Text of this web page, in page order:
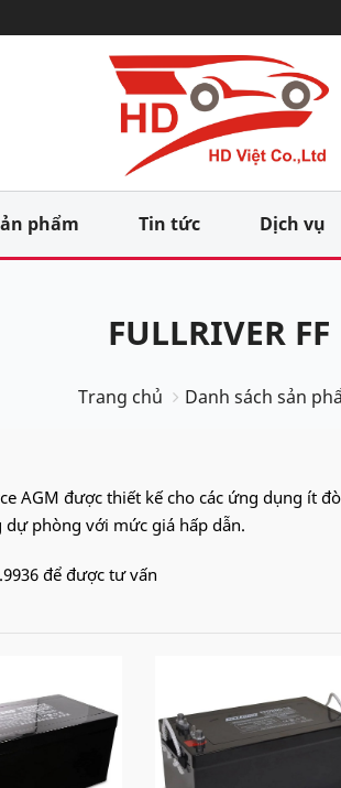
phẩm Tin tức Dịch vụ
FULLRIVER FF
Trang chủ Danh sách sản
AGM được thiết kế cho các ứng dụng ít
dự phòng với mức giá hấp dẫn.
để được tư vấn